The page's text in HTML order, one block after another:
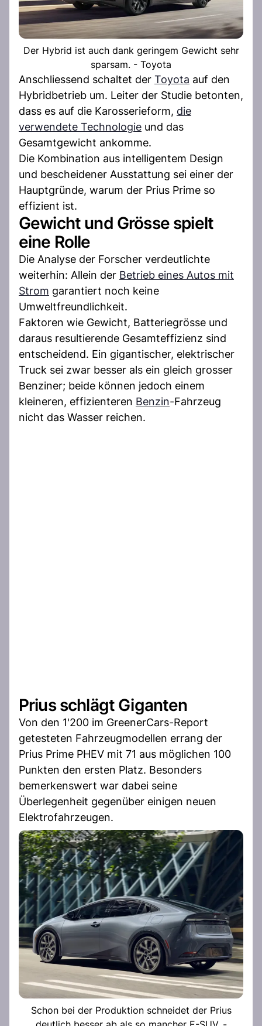
Der Hybrid ist auch dank geringem Gewicht sehr
sparsam. - Toyota
Anschliessend schaltet der Toyota auf den
Hybridbetrieb um. Leiter der Studie betonten,
dass es auf die Karosserieform, die
verwendete Technologie und das
Gesamtgewicht ankomme.
Die Kombination aus intelligentem Design
und bescheidener Ausstattung sei einer der
Hauptgründe, warum der Prius Prime so
effizient ist.
Gewicht und Grösse spielt
eine Rolle
Die Analyse der Forscher verdeutlichte
weiterhin: Allein der Betrieb eines Autos mit
Strom garantiert noch keine
Umweltfreundlichkeit.
Faktoren wie Gewicht, Batteriegrösse und
daraus resultierende Gesamteffizienz sind
entscheidend. Ein gigantischer, elektrischer
Truck sei zwar besser als ein gleich grosser
Benziner; beide können jedoch einem
kleineren, effizienteren Benzin-Fahrzeug
nicht das Wasser reichen.
Prius schlägt Giganten
Von den 1'200 im GreenerCars-Report
getesteten Fahrzeugmodellen errang der
Prius Prime PHEV mit 71 aus möglichen 100
Punkten den ersten Platz. Besonders
bemerkenswert war dabei seine
Überlegenheit gegenüber einigen neuen
Elektrofahrzeugen.
Schon bei der Produktion schneidet der Prius